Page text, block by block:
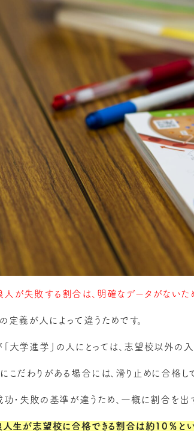
が失敗する割合は、明確なデータがないた
定義が人によって違うためです。
大学進学」の人にとっては、志望校以外の入
こだわりがある場合には、滑り止めに合格して
功・失敗の基準が違うため、一概に割合を出
人生が志望校に合格できる割合は約10％とい